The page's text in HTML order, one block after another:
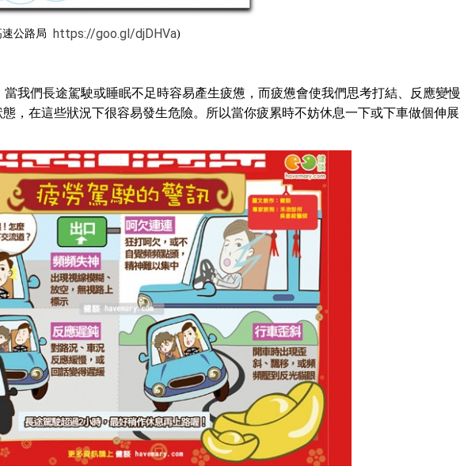
公路局 https://goo.gl/djDHVa)
當我們長途駕駛或睡眠不足時容易產生疲憊，而疲憊會使我們思考打結、反應變慢
，在這些狀況下很容易發生危險。所以當你疲累時不妨休息一下或下車做個伸展